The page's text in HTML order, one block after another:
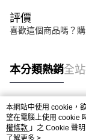
評價
喜歡這個商品嗎？
本分類熱銷全
熱門標籤
本網站中使用 cookie，
望在電腦上使用 cookie
權條款 」之 Cookie 聲
用條款之 Cookie 聲明使
了解更多 >